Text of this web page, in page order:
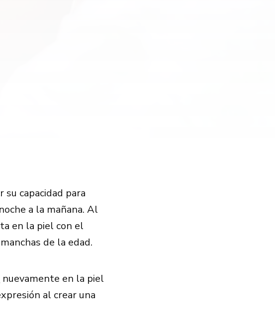
capacidad para
a la mañana. Al
en la piel con el
de la edad.
nuevamente en la piel
al crear una